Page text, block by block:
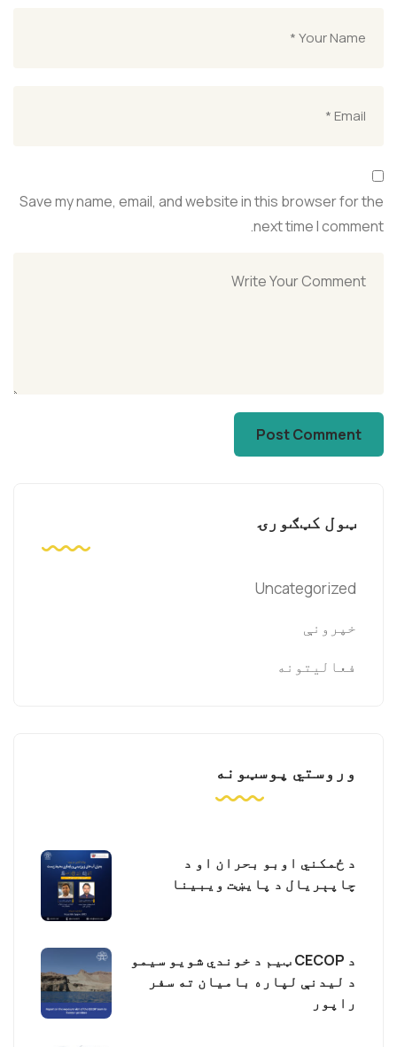
Save my name, email, and website in this browser for the
next time I comment.
ټول کټګورۍ
Uncategorized
خپرونې
فعالیتونه
وروستي پوسټونه
د ځمکني اوبو بحران او د
چاپېریال د پایښت ویبینا
د CECOP ټیم د خوندي شویو سیمو
د لیدنې لپاره بامیان ته سفر
راپور